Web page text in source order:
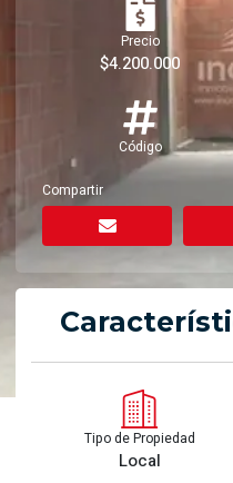
Precio
$4.200.000
Código
Compartir
Tipo de Propiedad
Local